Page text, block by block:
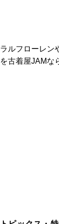
ラルフローレン
を古着屋JAMな